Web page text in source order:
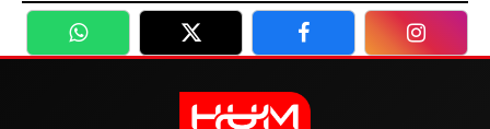
WhatsApp Twitter Facebook